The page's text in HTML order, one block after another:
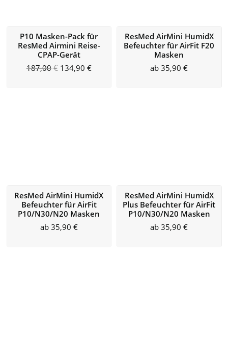
P10 Masken-Pack für
ResMed Airmini Reise-
CPAP-Gerät
187,00€ 134,90 €
ResMed AirMini HumidX
Befeuchter für AirFit F20
Masken
ab 35,90 €
ResMed AirMini HumidX
Befeuchter für AirFit
P10/N30/N20 Masken
ab 35,90 €
ResMed AirMini HumidX
Plus Befeuchter für AirFit
P10/N30/N20 Masken
ab 35,90 €